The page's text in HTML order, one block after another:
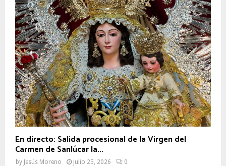
En directo: Salida procesional de la Virgen del
Carmen de Sanlúcar la...
by Jesús Moreno julio 25, 2026 0